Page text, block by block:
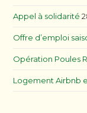
Appel à solidarité
Offre d’emploi
Opération Poules
Logement Airbnb